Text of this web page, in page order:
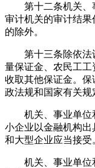
第十二条机关、
审计机关的审计结
的除外。
第十三条除依法
量保证金、农民工
收取其他保证金。
政法规和国家有关规
机关、事业单位
小企业以金融机构
和大型企业应当接受
机关、事业单位和